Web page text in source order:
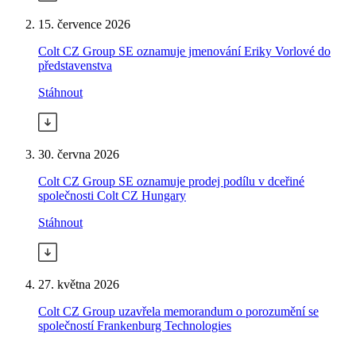
15. července 2026
Colt CZ Group SE oznamuje jmenování Eriky Vorlové do
představenstva
Stáhnout
30. června 2026
Colt CZ Group SE oznamuje prodej podílu v dceřiné
společnosti Colt CZ Hungary
Stáhnout
27. května 2026
Colt CZ Group uzavřela memorandum o porozumění se
společností Frankenburg Technologies